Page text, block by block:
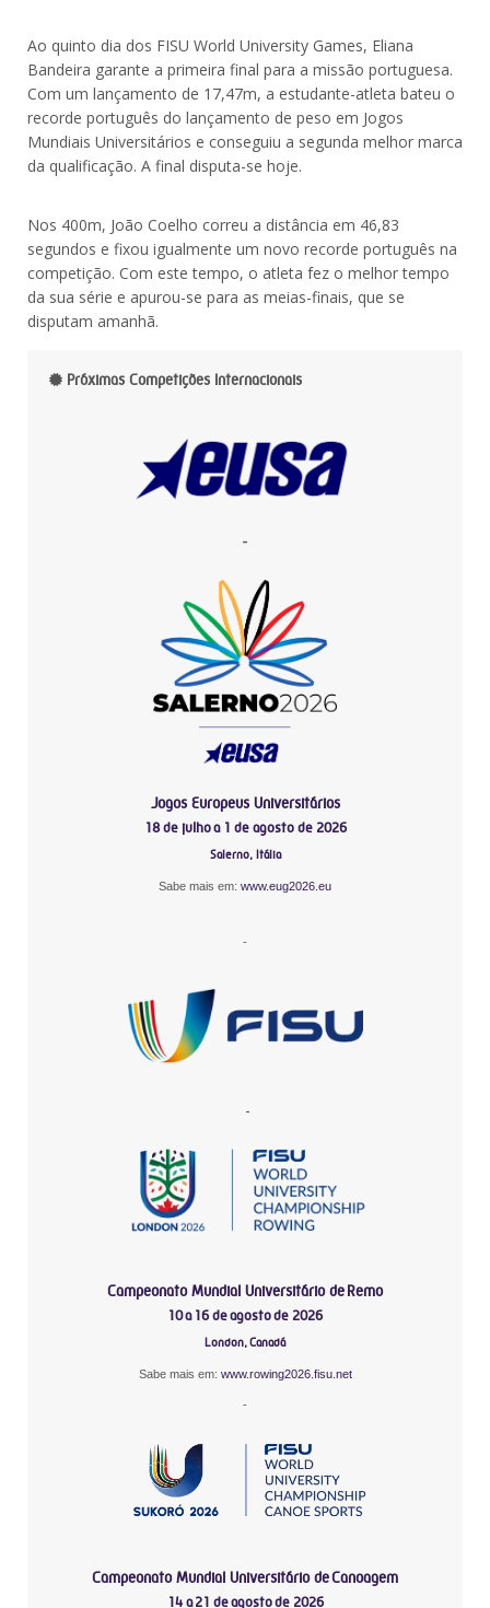
Ao quinto dia dos FISU World University Games, Eliana
Bandeira garante a primeira final para a missão portuguesa.
Com um lançamento de 17,47m, a estudante-atleta bateu o
recorde português do lançamento de peso em Jogos
Mundiais Universitários e conseguiu a segunda melhor marca
da qualificação. A final disputa-se hoje.
Nos 400m, João Coelho correu a distância em 46,83
segundos e fixou igualmente um novo recorde português na
competição. Com este tempo, o atleta fez o melhor tempo
da sua série e apurou-se para as meias-finais, que se
disputam amanhã.
Próximas Competições Internacionais
-
Jogos Europeus Universitários
18 de julho a 1 de agosto de 2026
Salerno, Itália
Sabe mais em: www.eug2026.eu
-
-
Campeonato Mundial Universitário de Remo
10 a 16 de agosto de 2026
London, Canadá
Sabe mais em: www.rowing2026.fisu.net
-
Campeonato Mundial Universitário de Canoagem
14 a 21 de agosto de 2026